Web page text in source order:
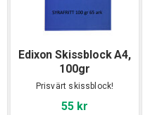
Edixon Skissblock A4,
100gr
Prisvärt skissblock!
55 kr